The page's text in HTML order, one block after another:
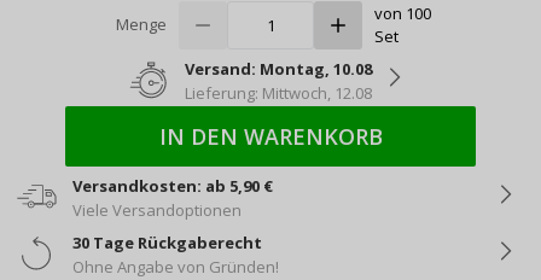
Menge
von 100
Set
Versand: Montag, 10.08
Lieferung: Mittwoch, 12.08
IN DEN WARENKORB
Versandkosten: ab 5,90 €
Viele Versandoptionen
30 Tage Rückgaberecht
Ohne Angabe von Gründen!